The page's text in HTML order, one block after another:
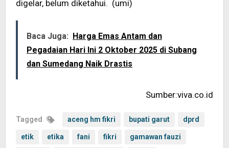
digelar, belum diketahui. (umi)
Baca Juga: Harga Emas Antam dan
Pegadaian Hari Ini 2 Oktober 2025 di Subang
dan Sumedang Naik Drastis
Sumber:viva.co.id
Tagged aceng hm fikri bupati garut dprd
etik etika fani fikri gamawan fauzi